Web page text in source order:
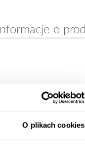
O plikach cookies
Informacje o